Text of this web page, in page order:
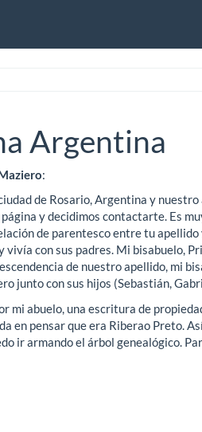
Argentina
:
de Rosario, Argentina y
y decidimos contactarte. Es
de parentesco entre tu
vivía con sus padres. Mi bisabuelo,
de nuestro apellido, mi
junto con sus hijos (Sebastián,
mi abuelo, una escritura de
en pensar que era Riberao Preto.
ir armando el árbol genealógico.